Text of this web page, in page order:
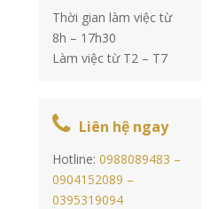
Thời gian làm việc từ
8h – 17h30
Làm việc từ T2 – T7
Liên hệ ngay
Hotline:0988089483 –
0904152089 –
0395319094